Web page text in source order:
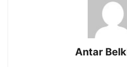
Antar